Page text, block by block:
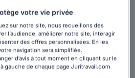
NICOLAS
Paris 7ème, 75007
votre vie privée
sur notre site, nous recueillons des
l’audience, améliorer notre site, interagir
des offres personnalisées. En les
navigation sera simplifiée.
d’avis à tout moment en cliquant sur le
gauche de chaque page Juritravail.com